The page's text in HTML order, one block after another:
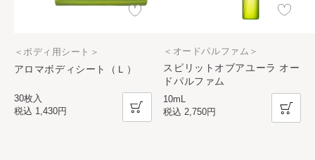
アロマボディシート（Ｌ）
＜ボディ用シート＞
30枚入
税込 1,430円
スピリットオブアユーラ オー
ドパルファム
＜オードパルファム＞
10mL
税込2,750円